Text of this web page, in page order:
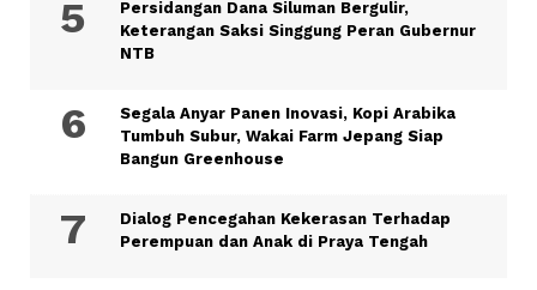
Persidangan Dana Siluman Bergulir,
Keterangan Saksi Singgung Peran Gubernur
NTB
Segala Anyar Panen Inovasi, Kopi Arabika
Tumbuh Subur, Wakai Farm Jepang Siap
Bangun Greenhouse
Dialog Pencegahan Kekerasan Terhadap
Perempuan dan Anak di Praya Tengah